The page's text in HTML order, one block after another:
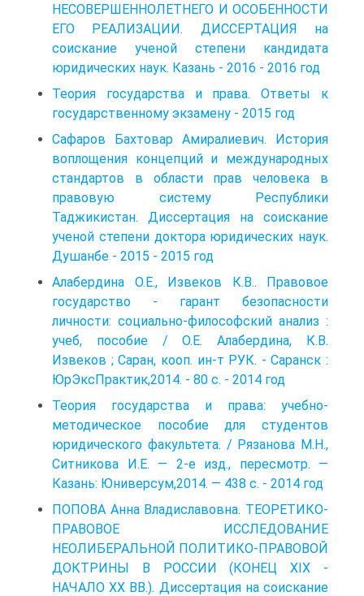
НЕСОВЕРШЕННОЛЕТНЕГО И ОСОБЕННОСТИ
ЕГО РЕАЛИЗАЦИИ. ДИССЕРТАЦИЯ на
соискание ученой степени кандидата
юридических наук. Казань - 2016 - 2016 год
Теория государства и права. Ответы к
государственному экзамену - 2015 год
Сафаров Бахтовар Амиралиевич. История
воплощения концепций и международных
стандартов в области прав человека в
правовую систему Республики
Таджикистан. Диссертация на соискание
ученой степени доктора юридических наук.
Душанбе - 2015 - 2015 год
Алабердина О.Е., Извеков К.В.. Правовое
государство - гарант безопасности
личности: социально-философский анализ :
учеб, пособие / О.Е. Алабердина, К.В.
Извеков ; Саран, кооп. ин-т РУК. - Саранск :
ЮрЭксПрактик,2014. - 80 с. - 2014 год
Теория государства и права: учебно-
методическое пособие для сту­дентов
юридического факультета. / Рязанова М.Н.,
Ситникова И.Е. — 2-е изд., пересмотр. —
Казань: Юниверсум,2014. — 438 с. - 2014 год
ПОПОВА Анна Владиславовна. ТЕОРЕТИКО-
ПРАВОВОЕ ИССЛЕДОВАНИЕ
НЕОЛИБЕРАЛЬНОЙ ПОЛИТИКО-ПРАВОВОЙ
ДОКТРИНЫ В РОССИИ (КОНЕЦ XIX -
НАЧАЛО XX BB.). Диссертация на соискание